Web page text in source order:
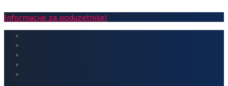
Informacije za poduzetnike!